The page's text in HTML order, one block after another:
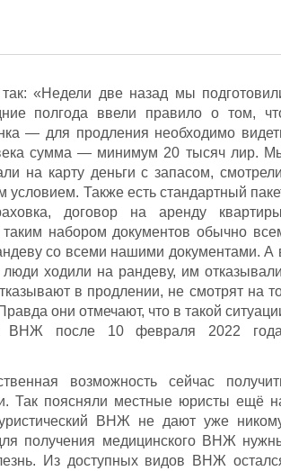
«Недели две назад мы
полгода ввели правило о том,
— для продления необходимо
сумма — минимум 20 тысяч лир.
на карту деньги с запасом,
Также есть стандартный
договор на аренду
набором документов обычно
со всеми нашими документами. А
ходили на рандеву, им
в продлении, не смотрят на
они отмечают, что в такой
ВНЖ после 10 февраля 2022
возможность сейчас
Так поясняли местные юристы ещё
ВНЖ не дают уже
получения медицинского ВНЖ
Из доступных видов ВНЖ